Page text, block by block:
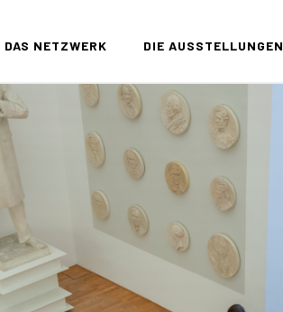
DAS NETZWERK DIE AUSSTELLUNGEN